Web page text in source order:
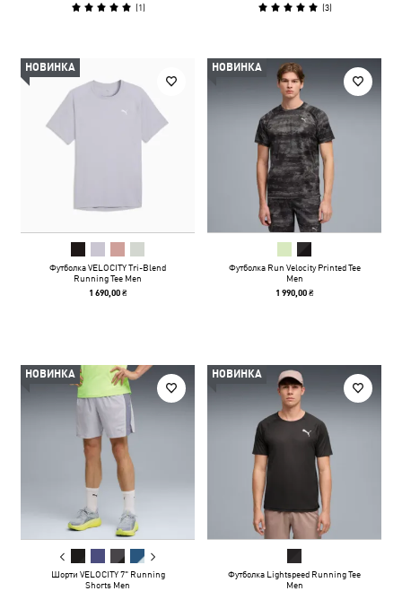
(1) (3)
НОВИНКА
Футболка VELOCITY Tri-Blend
Running Tee Men
1 690,00 ₴
НОВИНКА
Футболка Run Velocity Printed Tee
Men
1 990,00 ₴
НОВИНКА
Шорти VELOCITY 7" Running
Shorts Men
НОВИНКА
Футболка Lightspeed Running Tee
Men